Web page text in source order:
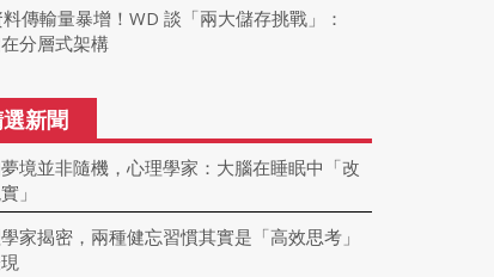
傳輸量暴增！WD 談「兩大儲存挑戰」：
分層式架構
新聞
境並非隨機，心理學家：大腦在睡眠中「改
」
家揭密，兩種健忘習慣其實是「高效思考」